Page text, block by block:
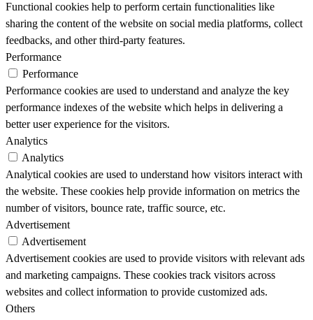
Functional cookies help to perform certain functionalities like
sharing the content of the website on social media platforms, collect
feedbacks, and other third-party features.
Performance
Performance
Performance cookies are used to understand and analyze the key
performance indexes of the website which helps in delivering a
better user experience for the visitors.
Analytics
Analytics
Analytical cookies are used to understand how visitors interact with
the website. These cookies help provide information on metrics the
number of visitors, bounce rate, traffic source, etc.
Advertisement
Advertisement
Advertisement cookies are used to provide visitors with relevant ads
and marketing campaigns. These cookies track visitors across
websites and collect information to provide customized ads.
Others